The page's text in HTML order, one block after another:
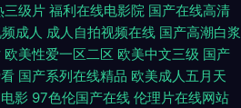
三级片 福利在线电影院 国产在线高清
成人 成人自拍视频在线 国产高潮白浆
欧美性爱一区二区 欧美中文三级 国产
国产系列在线精品 欧美成人五月天
影 97色伦国产在线 伦理片在线网站